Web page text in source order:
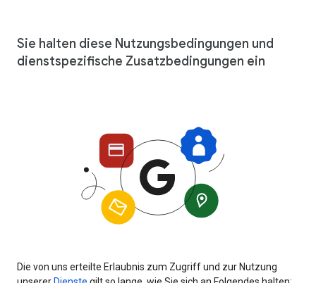
Sie halten diese Nutzungsbedingungen und
dienstspezifische Zusatzbedingungen ein
Die von uns erteilte Erlaubnis zum Zugriff und zur Nutzung